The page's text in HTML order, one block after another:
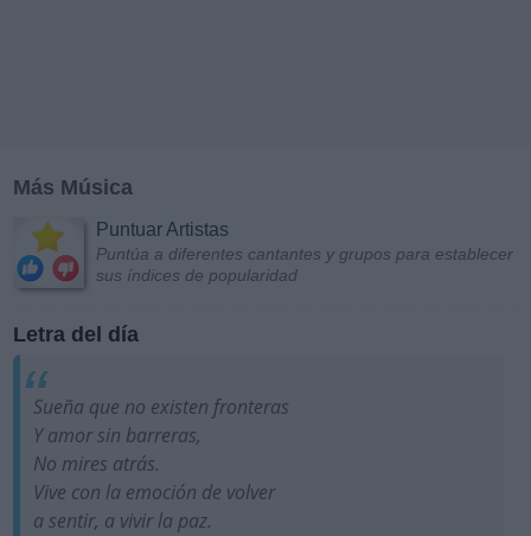
Más Música
Puntuar Artistas
Puntúa a diferentes cantantes y grupos para establecer
sus índices de popularidad
Letra del día
Sueña que no existen fronteras
Y amor sin barreras,
No mires atrás.
Vive con la emoción de volver
a sentir, a vivir la paz.